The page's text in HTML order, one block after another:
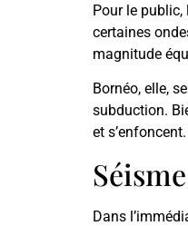
Pour le
certaines
magnitude
Bornéo, elle,
subduction.
et s’enfoncent.
Dans